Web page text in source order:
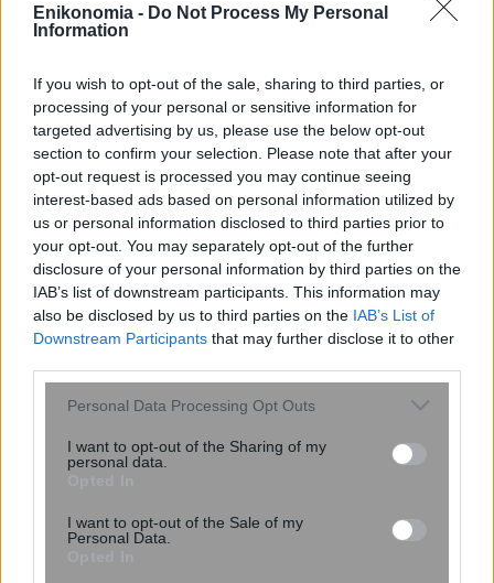
Enikonomia - Do Not Process My Personal
Information
If you wish to opt-out of the sale, sharing to third parties, or
processing of your personal or sensitive information for
targeted advertising by us, please use the below opt-out
section to confirm your selection. Please note that after your
opt-out request is processed you may continue seeing
interest-based ads based on personal information utilized by
us or personal information disclosed to third parties prior to
your opt-out. You may separately opt-out of the further
disclosure of your personal information by third parties on the
IAB’s list of downstream participants. This information may
also be disclosed by us to third parties on the IAB’s List of
Downstream Participants that may further disclose it to other
Please note that this website/app uses one or more Google
not limited to your visit or usage behaviour. You may click to
grant or deny consent to Google and its third-party tags to
consent section.
Personal Data Processing Opt Outs
I want to opt-out of the Sharing of my
personal data.
I want to opt-out of the Sale of my
Personal Data.
Αποκαταστάθηκε η εντυπωσιακή
ρωμαϊκή πισίνα στις αρχαίες
Τράλλεις: Αρχιτεκτονικό θαύμα
χωρητικότητας 300 ατόμων έρχεται
στο...